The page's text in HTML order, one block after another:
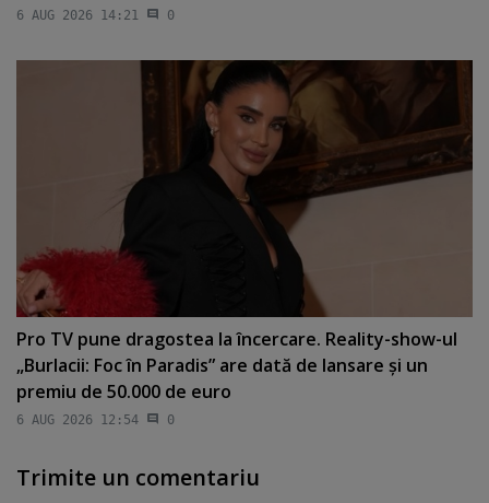
6 AUG 2026 14:21 0
Pro TV pune dragostea la încercare. Reality-show-ul
„Burlacii: Foc în Paradis” are dată de lansare şi un
premiu de 50.000 de euro
6 AUG 2026 12:54 0
Trimite un comentariu